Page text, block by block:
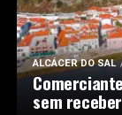
ALCÁCER DO SAL
sem